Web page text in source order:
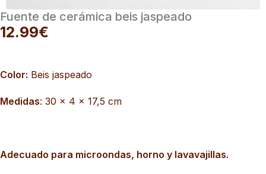
Fuente de cerámica beis jaspeado
12.99€
Color: Beis jaspeado
Medidas: 30 x 4 x 17,5 cm
Adecuado para microondas, horno y lavavajillas.